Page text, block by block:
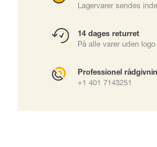
Lagervarer sendes
14 dages returret
På alle varer uden logo
Professionel
+1 401 7143251